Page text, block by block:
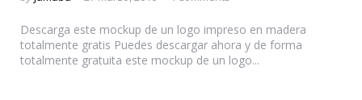
Descarga este mockup de un logo impreso en madera
totalmente gratis Puedes descargar ahora y de forma
totalmente gratuita este mockup de un logo...